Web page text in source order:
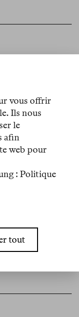
vous offrir
Ils nous
le
afin
web pour
: Politique
tout